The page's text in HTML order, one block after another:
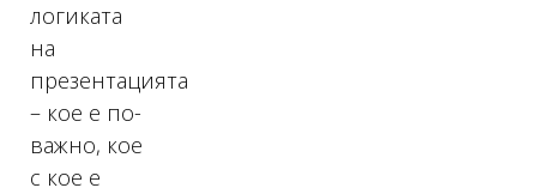
логиката
на
презентацията
– кое е по-
важно, кое
с кое е